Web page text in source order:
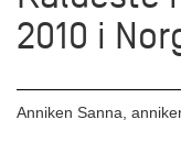
2010 i
Anniken Sanna,